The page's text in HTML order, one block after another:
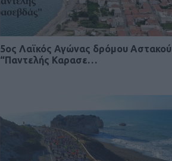
5ος Λαϊκός Αγώνας δρόμου Αστακού
“Παντελής Καρασε…